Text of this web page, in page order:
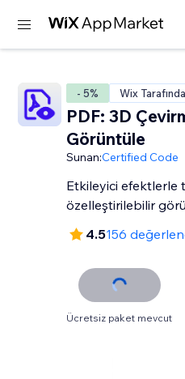
- 5% Wix
PDF: 3D
Görüntüle
Sunan:Certified Code
Etkileyici efektlerle
özelleştirilebilir
4.5156
Ücretsiz paket mevcut